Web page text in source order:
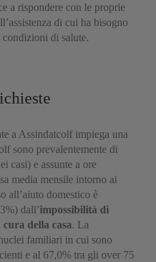
a rispondere con le proprie
di cui ha bisogno
di salute.
a Assindatcolf impiega una
sono prevalentemente di
casi) e assunte a ore
media mensile intorno ai
all’aiuto domestico è
dall’impossibilità di
della casa. La
familiari in cui sono
e al 67,0% tra gli over 75